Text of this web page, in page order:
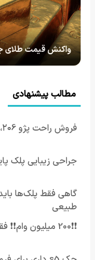
واکنش قیمت طلای
مطالب پیشنهادی
فروش راحت پژو ۲۰6، بدون کمیسیون و دردسر
جراحی زیبایی پلک پایین با 10 میلیون تخفیف
گاهی فقط پلک‌ها
طبیعی
❗❗200 میلیون وام❗❗ فقط با احراز هویت